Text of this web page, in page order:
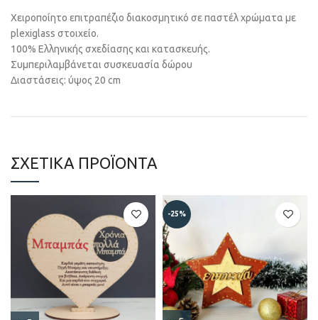
Χειροποίητο επιτραπέζιο διακοσμητικό σε παστέλ χρώματα με
plexiglass στοιχείο.
100% Ελληνικής σχεδίασης και κατασκευής.
Συμπεριλαμβάνεται συσκευασία δώρου
Διαστάσεις: ύψος 20 cm
ΣΧΕΤΙΚΆ ΠΡΟΪΌΝΤΑ
-25%